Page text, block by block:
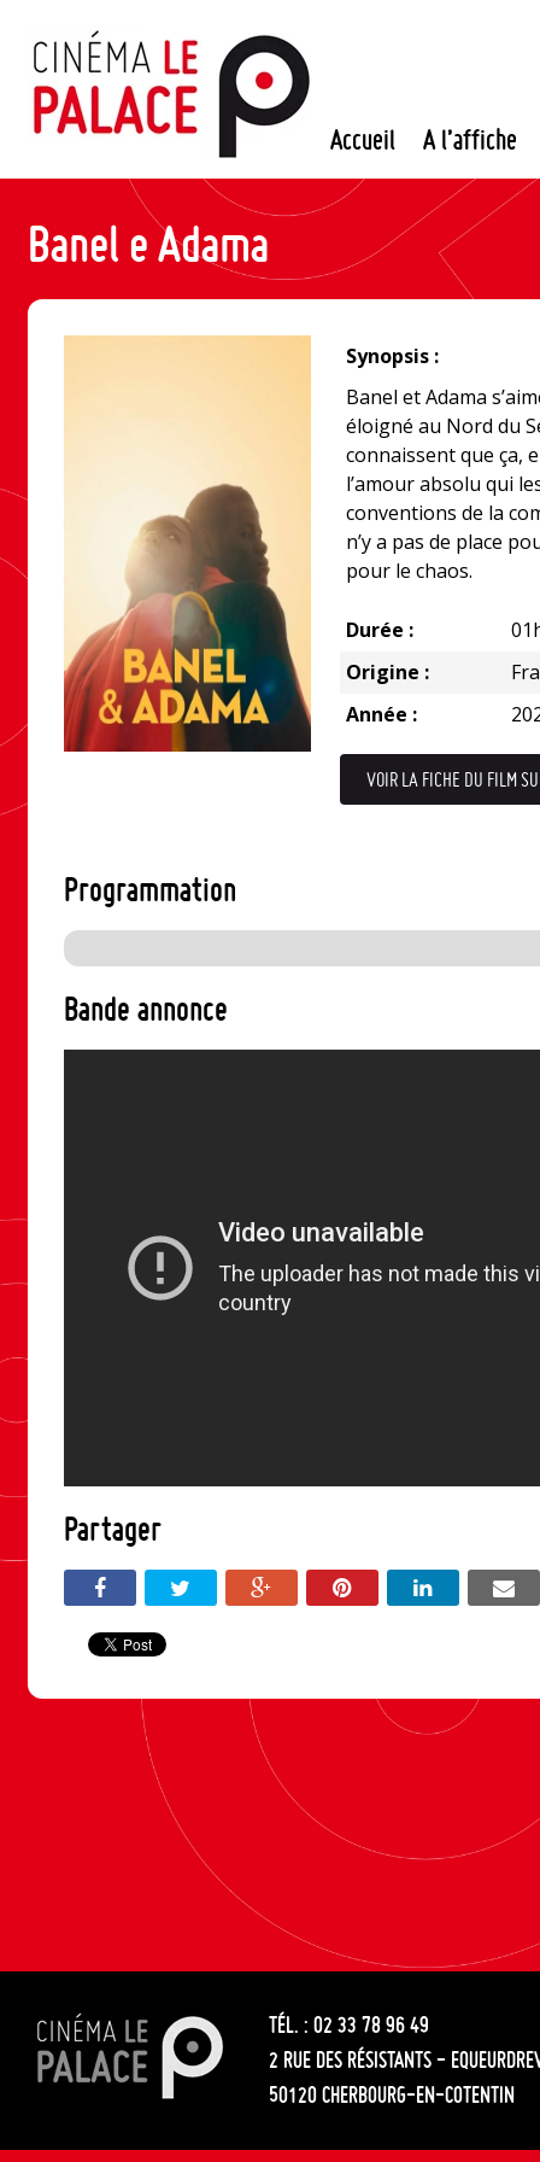
contenu
Accueil A l’affiche
Banel e Adama
Synopsis :
Banel et Adama
éloigné au Nord du
connaissent que ça,
l’amour absolu qui
conventions de la
n’y a pas de place
pour le chaos.
Durée :
Origine :
Année :
VOIR LA FICHE DU FILM
Programmation
Bande annonce
Partager
TÉL. : 02 33 78 96 49
2 RUE DES RÉSISTANTS -
50120 CHERBOURG-EN-COTENTIN